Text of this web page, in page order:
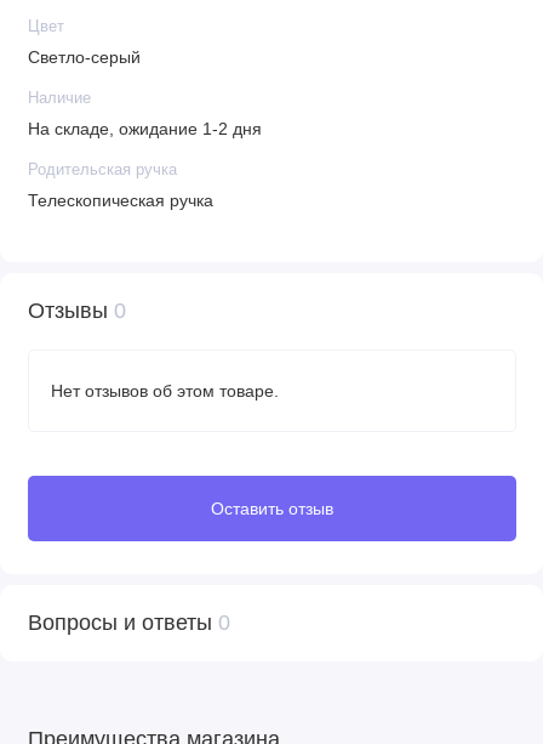
Цвет
Светло-серый
Наличие
На складе, ожидание 1-2 дня
Родительская ручка
Телескопическая ручка
Отзывы 0
Нет отзывов об этом товаре.
Оставить отзыв
Вопросы и ответы 0
Преимущества магазина